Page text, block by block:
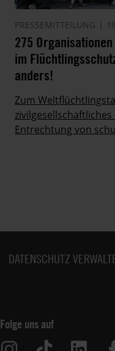
PRESSEMITTEILUNG
275
im
anders!
Zum
Entrechtung von
DATENSCHUTZ
Folge uns auf